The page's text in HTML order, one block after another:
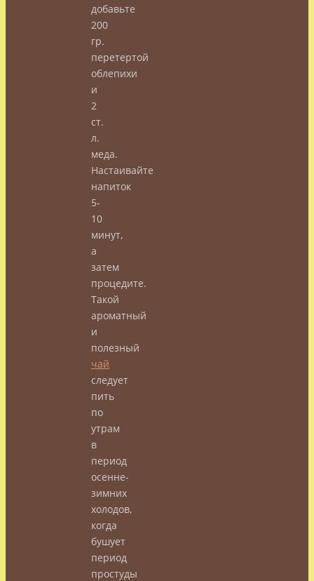
добавьте
200
гр.
перетертой
облепихи
и
2
ст.
л.
меда.
Настаивайте
напиток
5-
10
минут,
а
затем
процедите.
Такой
ароматный
и
полезный
чай
следует
пить
по
утрам
в
период
осенне-
зимних
холодов,
когда
бушует
период
простуды